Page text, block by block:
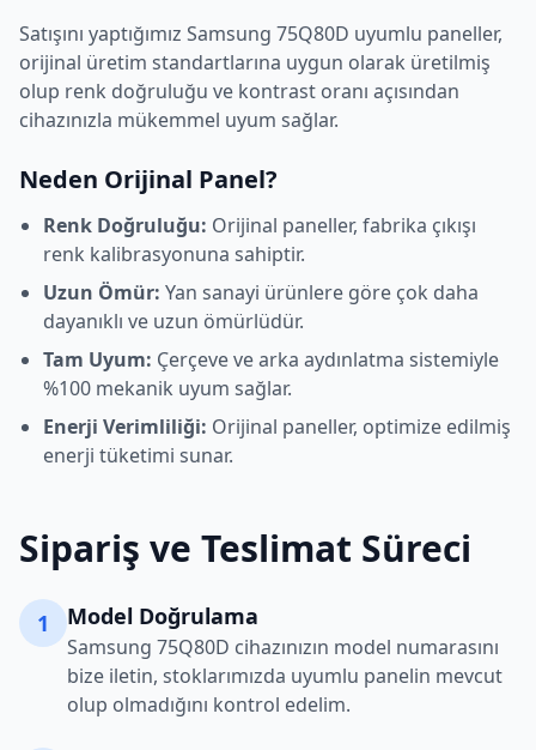
Satışını yaptığımız Samsung 75Q80D uyumlu paneller,
orijinal üretim standartlarına uygun olarak üretilmiş
olup renk doğruluğu ve kontrast oranı açısından
cihazınızla mükemmel uyum sağlar.
Neden Orijinal Panel?
Renk Doğruluğu: Orijinal paneller, fabrika çıkışı
renk kalibrasyonuna sahiptir.
Uzun Ömür: Yan sanayi ürünlere göre çok daha
dayanıklı ve uzun ömürlüdür.
Tam Uyum: Çerçeve ve arka aydınlatma sistemiyle
%100 mekanik uyum sağlar.
Enerji Verimliliği: Orijinal paneller, optimize edilmiş
enerji tüketimi sunar.
Sipariş ve Teslimat Süreci
1 Model Doğrulama
Samsung 75Q80D cihazınızın model numarasını
bize iletin, stoklarımızda uyumlu panelin mevcut
olup olmadığını kontrol edelim.